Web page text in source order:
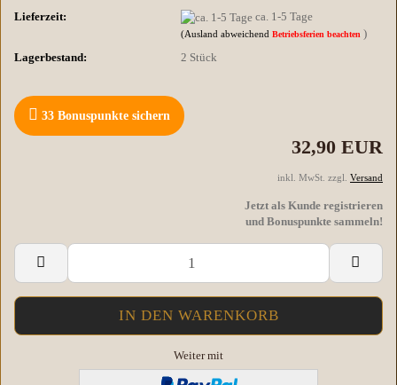
Lieferzeit:
ca. 1-5 Tage
(Ausland abweichendBetriebsferien beachten )
Lagerbestand:
2 Stück
33 Bonuspunkte sichern
32,90 EUR
inkl. MwSt. zzgl. Versand
Jetzt als Kunde registrieren
und Bonuspunkte sammeln!
Weiter mit